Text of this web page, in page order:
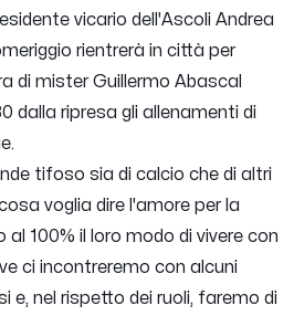
vicario dell'Ascoli Andrea
rientrerà in città per
di mister Guillermo Abascal
dalla ripresa gli allenamenti di
tifoso sia di calcio che di altri
voglia dire l'amore per la
100% il loro modo di vivere con
ci incontreremo con alcuni
e, nel rispetto dei ruoli, faremo di